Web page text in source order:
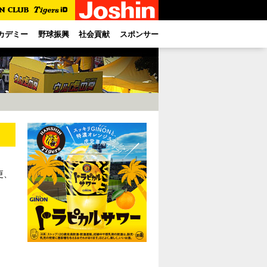
デミー 野球振興 社会貢献 スポンサー